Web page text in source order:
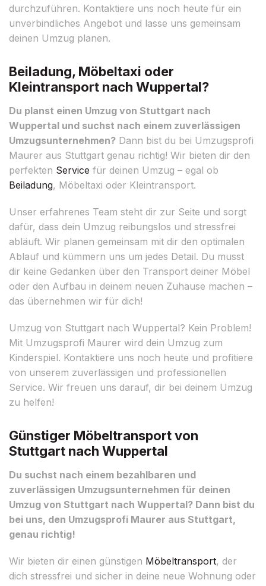
durchzuführen. Kontaktiere uns noch heute für ein
unverbindliches Angebot und lasse uns gemeinsam
deinen Umzug planen.
Beiladung, Möbeltaxi oder
Kleintransport nach Wuppertal?
Du planst einen Umzug von Stuttgart nach
Wuppertal und suchst nach einem zuverlässigen
Umzugsunternehmen? Dann bist du bei Umzugsprofi
Maurer aus Stuttgart genau richtig! Wir bieten dir den
perfekten Service für deinen Umzug – egal ob
Beiladung, Möbeltaxi oder Kleintransport.
Unser erfahrenes Team steht dir zur Seite und sorgt
dafür, dass dein Umzug reibungslos und stressfrei
abläuft. Wir planen gemeinsam mit dir den optimalen
Ablauf und kümmern uns um jedes Detail. Du musst
dir keine Gedanken über den Transport deiner Möbel
oder den Aufbau in deinem neuen Zuhause machen –
das übernehmen wir für dich!
Umzug von Stuttgart nach Wuppertal? Kein Problem!
Mit Umzugsprofi Maurer wird dein Umzug zum
Kinderspiel. Kontaktiere uns noch heute und profitiere
von unserem zuverlässigen und professionellen
Service. Wir freuen uns darauf, dir bei deinem Umzug
zu helfen!
Günstiger Möbeltransport von
Stuttgart nach Wuppertal
Du suchst nach einem bezahlbaren und
zuverlässigen Umzugsunternehmen für deinen
Umzug von Stuttgart nach Wuppertal? Dann bist du
bei uns, den Umzugsprofi Maurer aus Stuttgart,
genau richtig!
Wir bieten dir einen günstigen Möbeltransport, der
dich stressfrei und sicher in deine neue Wohnung oder